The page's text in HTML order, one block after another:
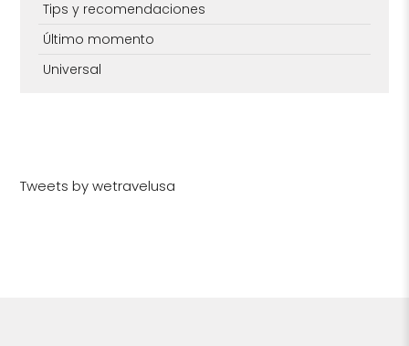
Tips y recomendaciones
Último momento
Universal
Tweets by wetravelusa